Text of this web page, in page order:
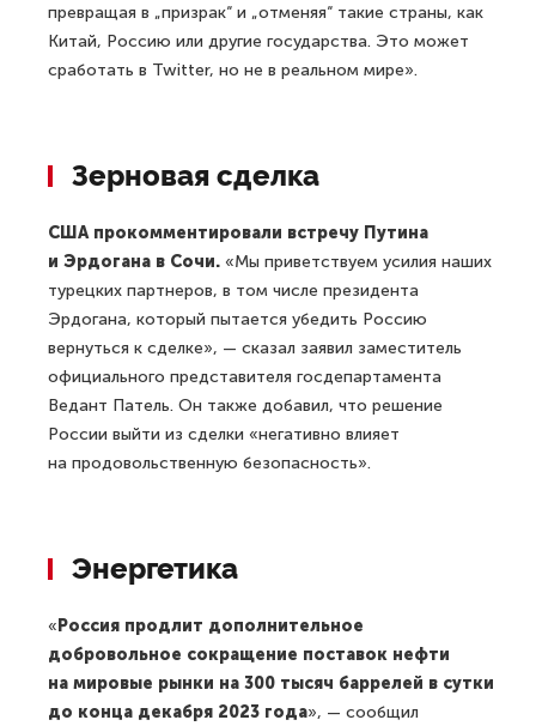
превращая в „призрак“ и „отменяя“ такие страны, как
Китай, Россию или другие государства. Это может
сработать в Twitter, но не в реальном мире».
Зерновая сделка
США прокомментировали встречу Путина
и Эрдогана в Сочи. «Мы приветствуем усилия наших
турецких партнеров, в том числе президента
Эрдогана, который пытается убедить Россию
вернуться к сделке», — сказал заявил заместитель
официального представителя госдепартамента
Ведант Патель. Он также добавил, что решение
России выйти из сделки «негативно влияет
на продовольственную безопасность».
Энергетика
« Россия продлит дополнительное
добровольное сокращение поставок нефти
на мировые рынки на 300 тысяч баррелей в сутки
до конца декабря 2023 года», — сообщил